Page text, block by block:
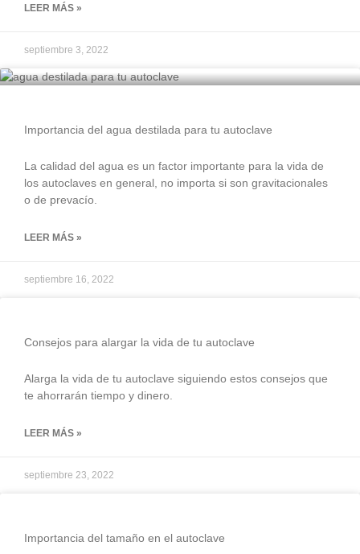
LEER MÁS »
septiembre 3, 2022
Importancia del agua destilada para tu autoclave
La calidad del agua es un factor importante para la vida de
los autoclaves en general, no importa si son gravitacionales
o de prevacío.
LEER MÁS »
septiembre 16, 2022
Consejos para alargar la vida de tu autoclave
Alarga la vida de tu autoclave siguiendo estos consejos que
te ahorrarán tiempo y dinero.
LEER MÁS »
septiembre 23, 2022
Importancia del tamaño en el autoclave